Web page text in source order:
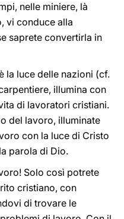
nelle miniere, là
vi conduce alla
saprete convertirla in
la luce delle nazioni (cf.
illumina con
di lavoratori cristiani.
del lavoro, illuminate
con la luce di Cristo
parola di Dio.
Solo così potrete
cristiano, con
di trovare le